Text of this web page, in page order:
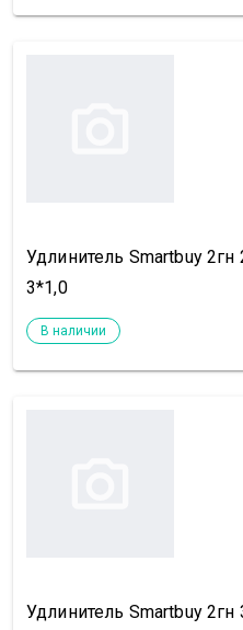
Удлинитель Smartbuy
3*1,0
В наличии
Удлинитель Smartbuy